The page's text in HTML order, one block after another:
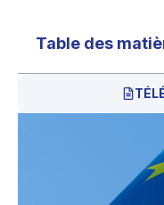
Table des